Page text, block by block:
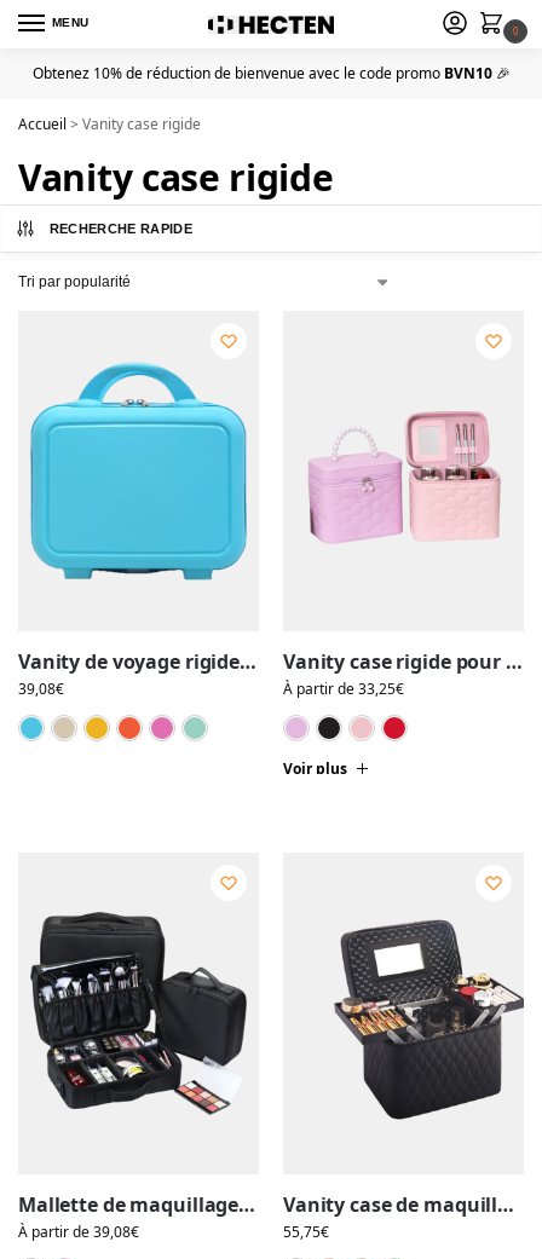
MENU
0
Obtenez 10% de réduction de bienvenue avec le code promo BVN10🎉
Accueil > Vanity case rigide
Vanity case rigide
RECHERCHE RAPIDE
Vanity de voyage rigide pour femme avec poignée et sangle trolley
39,08€
BleuCrèmeJaune OrangeRoseVert
Vanity case rigide pour le maquillage, avec perles, motif nid d’abeille
À partir de33,25€
Pourpre
Voir plus
Mallette de maquillage professionnelle de transport, déplacement quotidien, compatible valise
À partir de39,08€
Vanity case de maquillage rigide complet multiple compartiment design embossé/matelassé avec miroir
55,75€